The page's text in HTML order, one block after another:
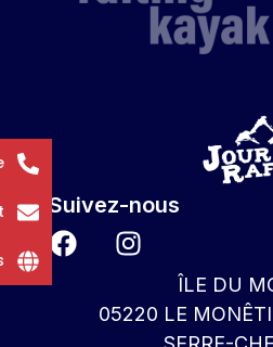
Suivez-nous
ÎLE DU
05220 LE